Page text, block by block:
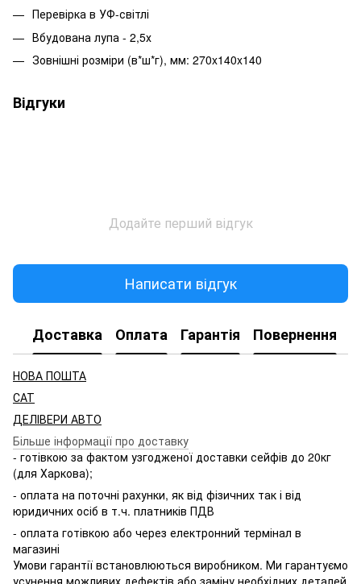
Перевірка в УФ-світлі
Вбудована лупа - 2,5х
Зовнішні розміри (в*ш*г), мм: 270x140x140
Відгуки
Додайте перший відгук
Написати відгук
Доставка Оплата Гарантія Повернення
НОВА ПОШТА
САТ
ДЕЛІВЕРИ АВТО
Більше інформації про доставку
- готівкою за фактом узгодженої доставки сейфів до 20кг
(для Харкова);
- оплата на поточні рахунки, як від фізичних так і від
юридичних осіб в т.ч. платників ПДВ
- оплата готівкою або через електронний термінал в
магазині
Умови гарантії встановлюються виробником. Ми гарантуємо
усунення можливих дефектів або заміну необхідних деталей